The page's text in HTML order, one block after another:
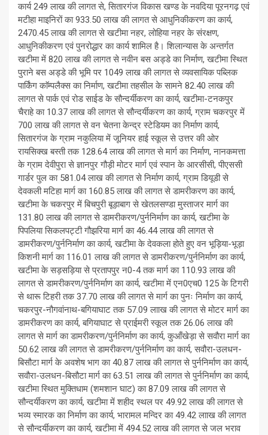
कार्य 249 लाख की लागत से, सितारगंज विकास खण्ड के नवदिया पूरनगढ़ एवं
मटीहा माइनिरों का 933.50 लाख की लागत से आधुनिकीकरण का कार्य,
2470.45 लाख की लागत से खटीमा नहर, लोहिया नहर के संरक्षण,
आधुनिकीकरण एवं पुनरोद्धार का कार्य शामिल है। शिलान्यास के अन्तर्गत
खटीमा में 820 लाख की लागत से नवीन बस अड्डे का निर्माण, खटीमा स्थित
पुराने बस अड्डे की भूमि पर 1049 लाख की लागत से व्यवसायिक पब्लिक
पार्किंग काॅम्पलैक्स का निर्माण, खटीमा तहसील के सामने 82.40 लाख की
लागत से पार्क एवं रोड साईड के सौन्दर्यीकरण का कार्य, खटीमा-टनकपुर
चैराहे का 10.37 लाख की लागत से सौन्दर्यीकरण का कार्य, ग्राम चकरपुर में
700 लाख की लागत से वन चेतना केन्द्र स्टेडियम का निर्माण कार्य,
सितारगंज के ग्राम नकुलिया में जूनियर हाई स्कूल से उत्तर की ओर
रायसिक्ख बस्ती तक 128.64 लाख की लागत से मार्ग का निर्माण, नानकमत्ता
के ग्राम देवीपुरा से ज्ञानपुर गौड़ी मोटर मार्ग एवं स्पान के आरसीसी, पीएससी
गार्डर पुल का 581.04 लाख की लागत से निर्माण कार्य, ग्राम डियूडी से
देवकली मटिहा मार्ग का 160.85 लाख की लागत से डामरीकरण का कार्य,
खटीमा के चकरपुर में बिचपुरी बूड़ाबाग से खेतलसण्डा मुस्ताजर मार्ग का
131.80 लाख की लागत से डामरीकरण/पुर्ननिर्माण का कार्य, खटीमा के
पिपलिया सिकलपट्टी गौझरिया मार्ग का 46.44 लाख की लागत से
डामरीकरण/पुर्ननिर्माण का कार्य, खटीमा के देवकला होते हुए वन भूड़िया-भूड़ा
किशनी मार्ग का 116.01 लाख की लागत से डामरीकरण/पुर्ननिर्माण का कार्य,
खटीमा के सड़सड़िया से प्रतापपुर न0-4 तक मार्ग का 110.93 लाख की
लागत से डामरीकरण/पुर्ननिर्माण का कार्य, खटीमा में एन0एच0 125 के टिगरी
से थारू टिहरी तक 37.70 लाख की लागत से मार्ग का पुनः निर्माण का कार्य,
चकरपुर-नौगवांनाथ-बगियाघाट तक 57.09 लााख की लागत से मोटर मार्ग का
डामरीकरण का कार्य, बगियाघाट से प्राईमरी स्कूल तक 26.06 लाख की
लागत से मार्ग का डामरीकरण/पुर्ननिर्माण का कार्य, कुआँखेड़ा से सवौरा मार्ग का
50.62 लाख की लागत से डामरीकरण/पुर्ननिर्माण का कार्य, सवौरा-उलधन-
बिसौटा मार्ग के अवशेष भाग का 40.87 लाख की लागत से पुर्ननिर्माण का कार्य,
सवौरा-उलधन-बिसौटा मार्ग का 63.51 लाख की लागत से पुर्ननिर्माण का कार्य,
खटीमा स्थित मुक्तिधाम (शमशान घाट) का 87.09 लाख की लागत से
सौन्दर्यीकरण का कार्य, खटीमा में शहीद स्थल पर 49.92 लाख की लागत से
भव्य स्मारक का निर्माण का कार्य, भारामल मन्दिर का 49.42 लााख की लागत
से सौन्दर्यीकरण का कार्य, खटीमा में 494.52 लाख की लागत से जल भराव